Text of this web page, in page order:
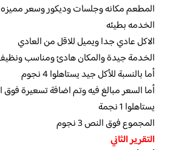
المطعم مكانه وجلسات وديكور وسعر مميزه
الخدمه بطيئه
الاكل عادي جدا ويميل للاقل من العادي
الخدمة جيدة والمكان هادئ ومناسب ونظيف
أما بالنسبة للأكل جيد يستاهلوا 4 نجوم
أما السعر مبالغ فيه وتم اضافة تسعيرة
يستاهلوا 1 نجمة
المجموع فوق النص 3 نجوم
التقرير الثاني